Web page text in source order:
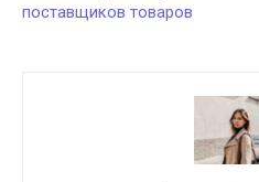
поставщиков товаров